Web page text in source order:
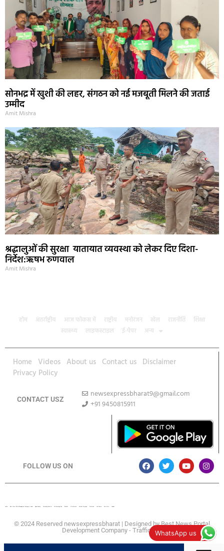
सोनभद्र में खुशी की लहर, संगठन को नई मजबूती मिलने की जताई
उम्मीद
Amit Mishra
श्रद्धालुओं की सुरक्षा यातायात व्यवस्था को लेकर दिए दिशा-
निर्देश:ऋषभ रुणवाल
Amit Mishra
होम अंतर्राष्ट्रीय आज फोकस में राष्ट्रीय मनोरंजन खेल राजनीति
शिक्षा
स्वास्थ्य
लाइफस्टाइल ई-पेपर अन्य
Home Videos About us Contact us Disclaimer
Privacy Policy
CONTACT USZ
newsexpressbharat9@gmail.com
+91 9450815911
FOLLOW US ON
© 2024 Reserved newsexpressbharat | Designed byBest News Portal
Development Company- Traffic TailWhatsApp us